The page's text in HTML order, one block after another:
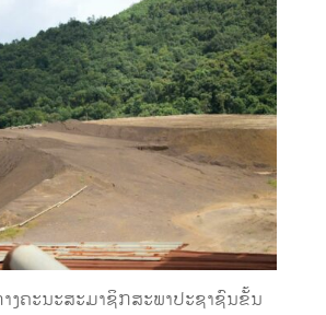
ງຄະນະສະມາຊິກສະພາປະຊາຊົນຂັ້ນ